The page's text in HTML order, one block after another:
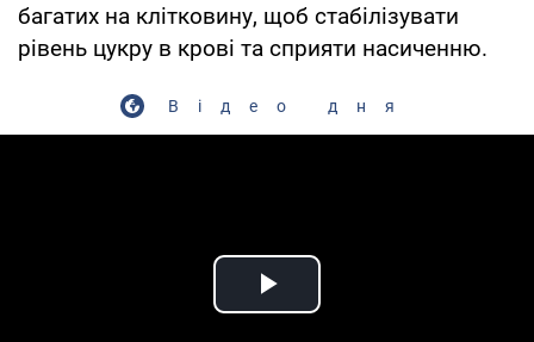
багатих на клітковину, щоб стабілізувати
рівень цукру в крові та сприяти насиченню.
Відео дня
Play Video